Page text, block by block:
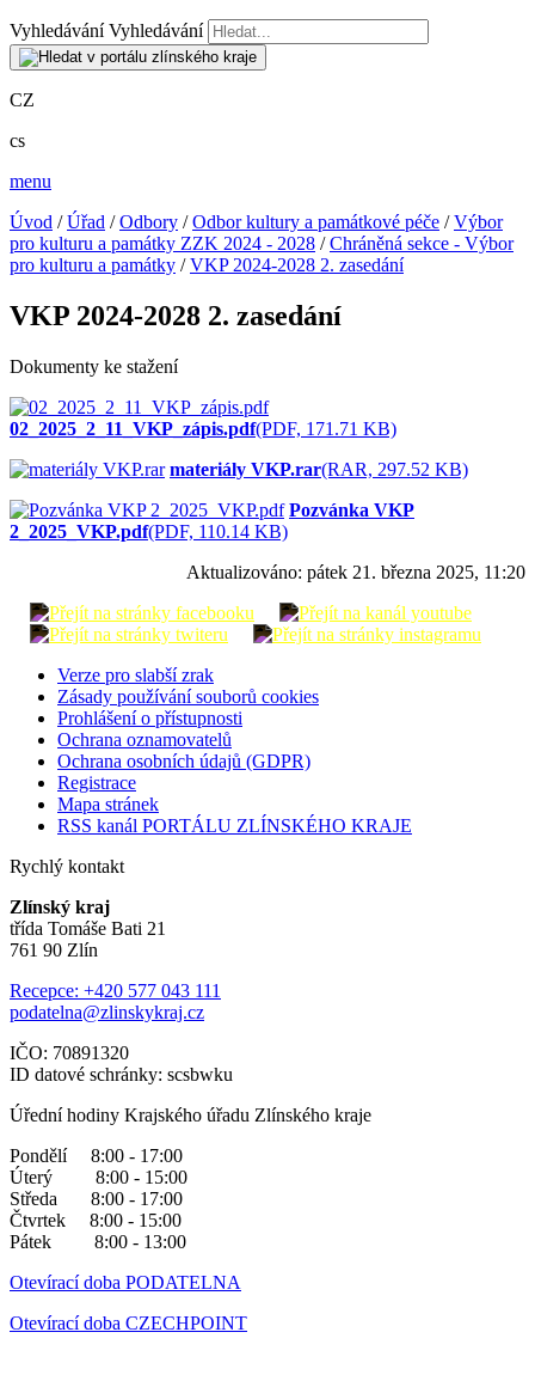
Vyhledávání Vyhledávání
CZ
cs
menu
Úvod /Úřad /Odbory /Odbor kultury a památkové péče /Výbor
pro kulturu a památky ZZK 2024 - 2028 /Chráněná sekce - Výbor
pro kulturu a památky /VKP 2024-2028 2. zasedání
VKP 2024-2028 2. zasedání
Dokumenty ke stažení
02_2025_2_11_VKP_zápis.pdf(PDF, 171.71 KB)
materiály VKP.rar(RAR, 297.52 KB)
Pozvánka VKP
2_2025_VKP.pdf(PDF, 110.14 KB)
Aktualizováno: pátek 21. března 2025, 11:20
Verze pro slabší zrak
Zásady používání souborů cookies
Prohlášení o přístupnosti
Ochrana oznamovatelů
Ochrana osobních údajů (GDPR)
Registrace
Mapa stránek
RSS kanál PORTÁLU ZLÍNSKÉHO KRAJE
Rychlý kontakt
Zlínský kraj
třída Tomáše Bati 21
761 90 Zlín
Recepce: +420 577 043 111
podatelna@zlinskykraj.cz
IČO: 70891320
ID datové schránky: scsbwku
Úřední hodiny Krajského úřadu Zlínského kraje
Pondělí 8:00 - 17:00
Úterý 8:00 - 15:00
Středa 8:00 - 17:00
Čtvrtek 8:00 - 15:00
Pátek 8:00 - 13:00
Otevírací doba PODATELNA
Otevírací doba CZECHPOINT